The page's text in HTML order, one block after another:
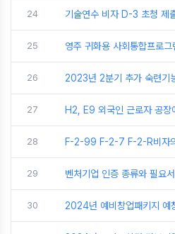
24 기술연수 비자 D-3 초청 제
25 영주 귀화용 사회통합프로
26 2023년 2분기 추가 숙련기
27 H2, E9 외국인 근로자 공장
28 F-2-99 F-2-7 F-2-R비자
29 벤처기업 인증 종류와 필요
30 2024년 예비창업패키지 예